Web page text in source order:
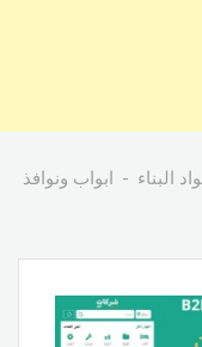
البناء
ابواب ونوافذ